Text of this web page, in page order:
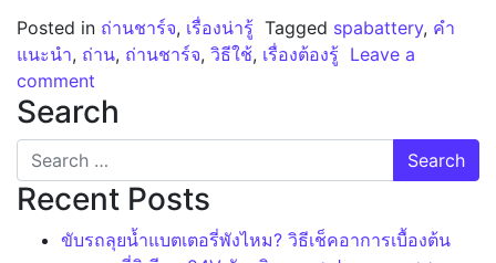
Posted in ถ่านชาร์จ, เรื่องน่ารู้ Tagged spabattery, คำ
แนะนำ, ถ่าน, ถ่านชาร์จ, วิธีใช้, เรื่องต้องรู้ Leave a
comment
Search
Search for:
Recent Posts
ขับรถลุยน้ำแบตเตอรี่พังไหม? วิธีเช็คอาการเบื้องต้น